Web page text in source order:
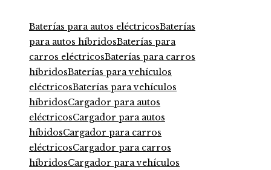
Baterías para autos eléctricosBaterías
para autos híbridosBaterías para
carros eléctricosBaterías para carros
híbridosBaterías para vehículos
eléctricosBaterías para vehículos
híbridosCargador para autos
eléctricosCargador para autos
híbidosCargador para carros
eléctricosCargador para carros
híbridosCargador para vehículos